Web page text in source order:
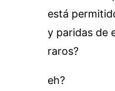
está
y paridas de
raros?
eh?